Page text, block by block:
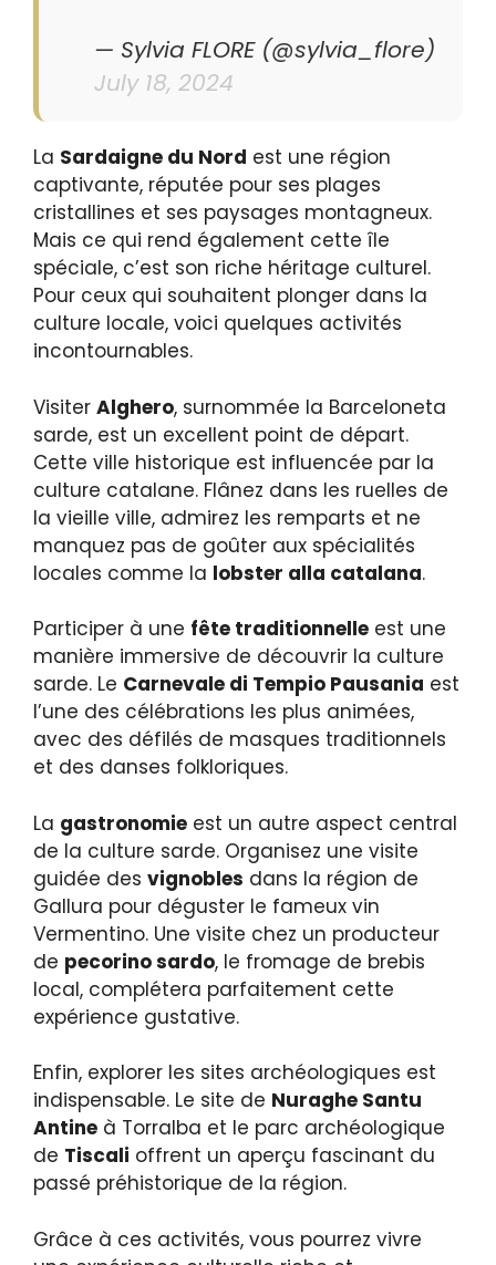
— Sylvia FLORE (@sylvia_flore)
July 18, 2024
La Sardaigne du Nord est une région
captivante, réputée pour ses plages
cristallines et ses paysages montagneux.
Mais ce qui rend également cette île
spéciale, c’est son riche héritage culturel.
Pour ceux qui souhaitent plonger dans la
culture locale, voici quelques activités
incontournables.
Visiter Alghero, surnommée la Barceloneta
sarde, est un excellent point de départ.
Cette ville historique est influencée par la
culture catalane. Flânez dans les ruelles de
la vieille ville, admirez les remparts et ne
manquez pas de goûter aux spécialités
locales comme la lobster alla catalana.
Participer à une fête traditionnelle est une
manière immersive de découvrir la culture
sarde. Le Carnevale di Tempio Pausania est
l’une des célébrations les plus animées,
avec des défilés de masques traditionnels
et des danses folkloriques.
La gastronomie est un autre aspect central
de la culture sarde. Organisez une visite
guidée des vignobles dans la région de
Gallura pour déguster le fameux vin
Vermentino. Une visite chez un producteur
de pecorino sardo, le fromage de brebis
local, complétera parfaitement cette
expérience gustative.
Enfin, explorer les sites archéologiques est
indispensable. Le site de Nuraghe Santu
Antine à Torralba et le parc archéologique
de Tiscali offrent un aperçu fascinant du
passé préhistorique de la région.
Grâce à ces activités, vous pourrez vivre